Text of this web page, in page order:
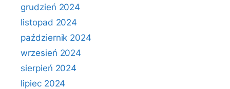
grudzień 2024
listopad 2024
październik 2024
wrzesień 2024
sierpień 2024
lipiec 2024